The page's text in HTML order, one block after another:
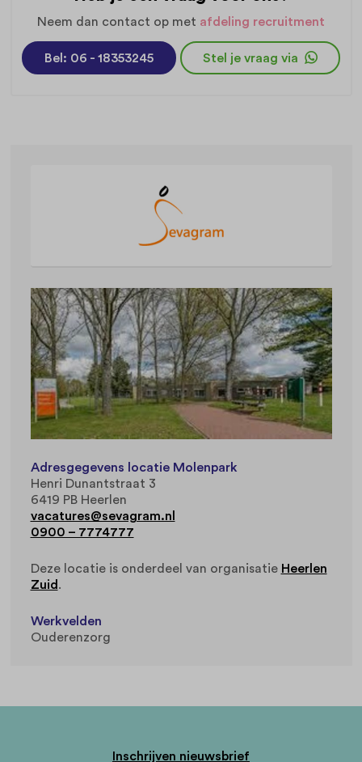
Neem dan contact op met afdeling recruitment
Bel: 06 - 18353245 Stel je vraag via
Adresgegevens locatie Molenpark
Henri Dunantstraat 3
6419 PB Heerlen
vacatures@sevagram.nl
0900 – 7774777
Deze locatie is onderdeel van organisatie Heerlen
Zuid .
Werkvelden
Ouderenzorg
Inschrijven nieuwsbrief